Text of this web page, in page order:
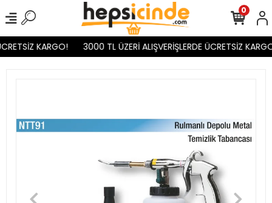
KARGO! 3000 TL ÜZERİ ALIŞVERİŞLERDE ÜCRETSİZ
0